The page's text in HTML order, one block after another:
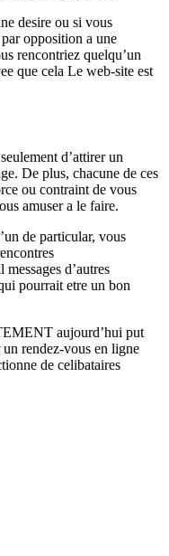
desire ou si vous
opposition a une
rencontriez quelqu’un
que cela Le web-site est
d’attirer un
De plus, chacune de ces
ou contraint de vous
amuser a le faire.
de particular, vous
d’autres
pourrait etre un bon
aujourd’hui put
rendez-vous en ligne
de celibataires